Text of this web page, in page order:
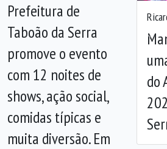
do
Prefeitura de
Taboão da Serra
promove o evento
com 12 noites de
shows, ação social,
comidas típicas e
muita diversão. Em